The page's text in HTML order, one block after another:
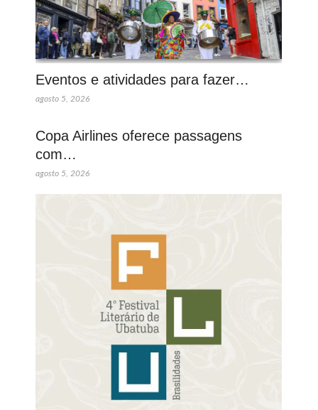
Eventos e atividades para fazer…
agosto 5, 2026
Copa Airlines oferece passagens
com…
agosto 5, 2026